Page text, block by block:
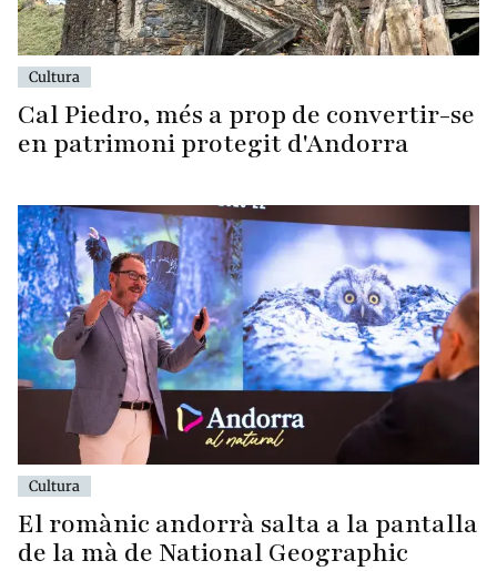
Cultura
Cal Piedro, més a prop de convertir-se
en patrimoni protegit d'Andorra
Cultura
El romànic andorrà salta a la pantalla
de la mà de National Geographic